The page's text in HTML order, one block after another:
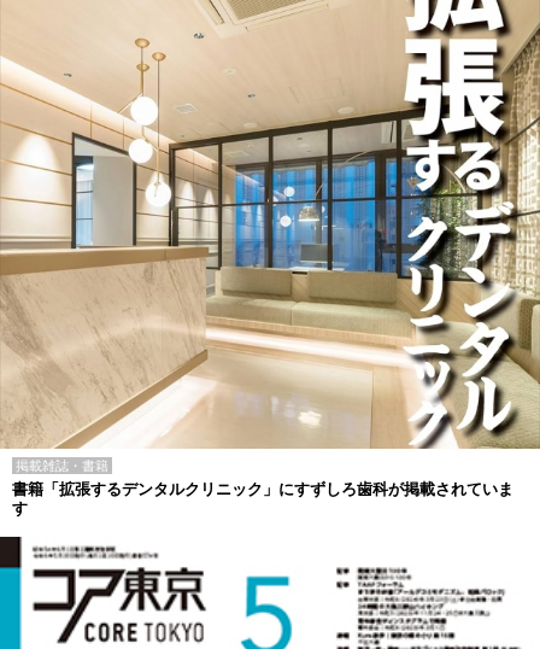
掲載雑誌・書籍
書籍「拡張するデンタルクリニック」にすずしろ歯科が掲載されていま
す